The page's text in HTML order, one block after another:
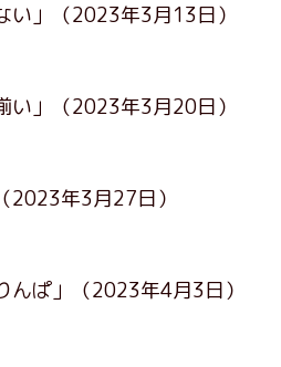
」 （2023年3月13日）
」 （2023年3月20日）
（2023年3月27日）
ぱ」 （2023年4月3日）